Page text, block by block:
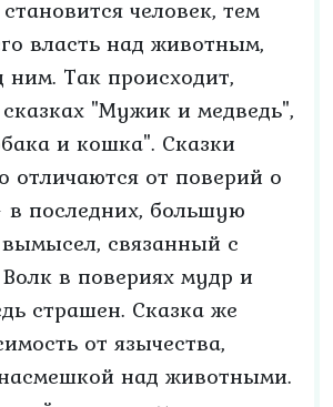
человек, тем
власть над животным,
ним. Так происходит,
"Мужик и медведь",
и кошка". Сказки
отличаются от поверий о
последних, большую
связанный с
в повериях мудр и
страшен. Сказка же
от язычества,
над животными.